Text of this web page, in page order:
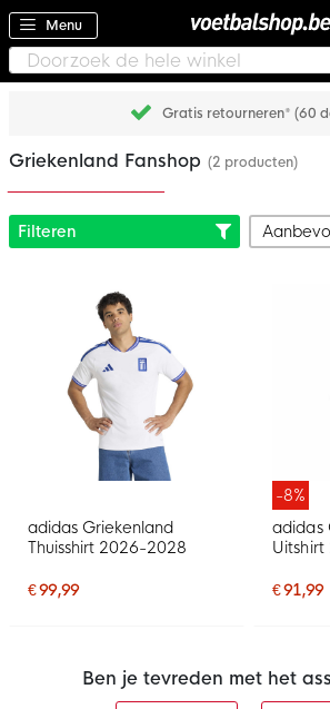
Menu
Gratis retourneren* (60
Griekenland Fanshop (2 producten)
Filteren
adidas Griekenland
Thuisshirt 2026-2028
€ 99,99
-8%
adidas
€ 91,99
Ben je tevreden met het